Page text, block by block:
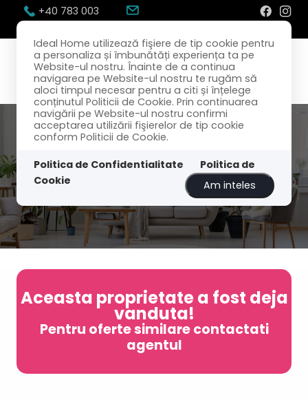
Ideal Home utilizează fişiere de tip cookie pentru
a personaliza și îmbunătăți experiența ta pe
Website-ul nostru. Înainte de a continua
navigarea pe Website-ul nostru te rugăm să
aloci timpul necesar pentru a citi și înțelege
conținutul Politicii de Cookie. Prin continuarea
navigării pe Website-ul nostru confirmi
acceptarea utilizării fişierelor de tip cookie
conform Politicii de Cookie.
Politica de Confidentialitate
Politica de
Cookie
Am inteles
+40 783 003
Aceasta proprietate a fost deja
vanduta!
Pentru oferte similare contactati
agentul